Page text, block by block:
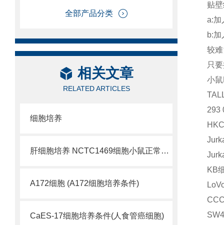
全部产品分类
相关文章
RELATED ARTICLES
细胞培养
肝细胞培养 NCTC1469细胞小鼠正常肝细胞
A172细胞 (A172细胞培养条件)
CaES-17细胞培养条件(人食管癌细胞)
贴
a:加
b:
较
只
小
293
KB